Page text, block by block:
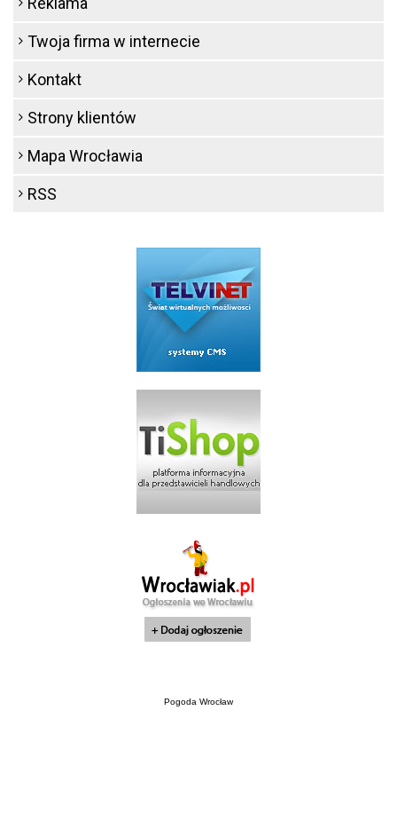
Twoja firma w internecie
Kontakt
Strony klientów
Mapa Wrocławia
RSS
Pogoda Wrocław